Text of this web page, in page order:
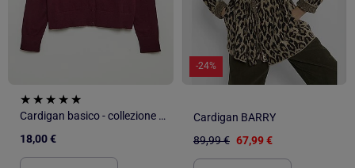
Cardigan basico - collezione facile da indossare
18,00 €
-24%
Cardigan BARRY
89,99 € 67,99 €